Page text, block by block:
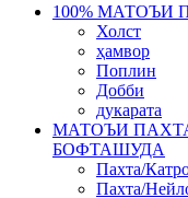
100% МАТОЪИ
Холст
ҳамвор
Поплин
Добби
дукарата
МАТОЪИ
БОФТАШУДА
Пахта/
Пахта/